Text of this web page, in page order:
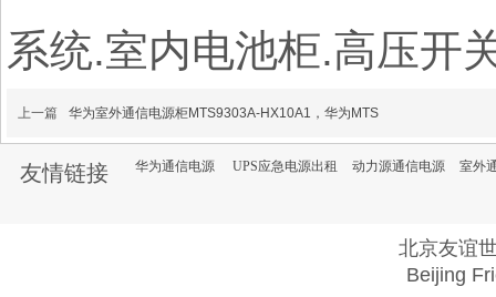
系统.室内电池柜.高压开
上一篇 华为室外通信电源柜MTS9303A-HX10A1，华为MTS
友情链接 华为通信电源 室外
动力源通信电源
UPS应急电源出租
北京友谊
Beijing